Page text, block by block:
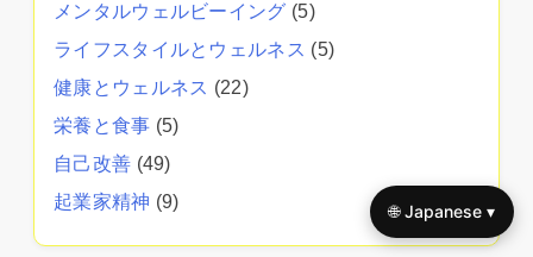
メンタルウェルビーイング (5)
ライフスタイルとウェルネス (5)
健康とウェルネス (22)
栄養と食事 (5)
自己改善 (49)
起業家精神 (9) 🌐 Japanese ▾